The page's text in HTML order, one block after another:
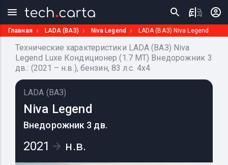
Главная LADA (ВАЗ) Niva Legend LADA (ВАЗ) Niva Legend
Технические характеристики LADA (ВАЗ) Niva
Legend Luxe Кондиционер (1.7 MT) Внедорожник 3
дв.: (2021 – н.в.), бензин, 83 л.с. 4x4
LADA (ВАЗ)
Niva Legend
Внедорожник 3 дв.
2021 н.в.